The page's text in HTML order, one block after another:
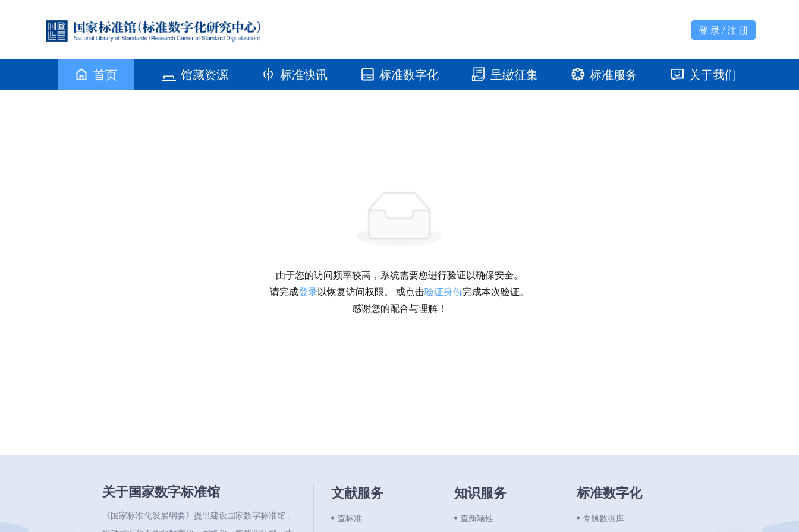
登 录 / 注 册
首页 馆藏资源 标准快讯 标准数字化 呈缴征集 标准服务 关于我们
由于您的访问频率较高，系统需要您进行验证以确保安全。
请完成登录以恢复访问权限。 或点击验证身份完成本次验证。
感谢您的配合与理解！
关于国家数字标准馆
《国家标准化发展纲要》提出建设国家数字标准馆，
文献服务
查标准
知识服务
查新颖性
标准数字化
专题数据库